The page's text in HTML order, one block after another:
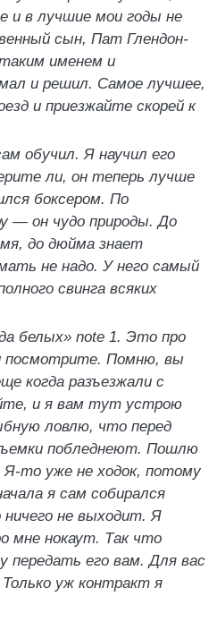
и в лучшие мои годы не
сын, Пат Глендон-
именем и
и решил. Самое лучшее,
и приезжайте скорей к
обучил. Я научил его
ли, он теперь лучше
боксером. По
— он чудо природы. До
до дюйма знает
не надо. У него самый
свинга всяких
белых» note 1. Это про
посмотрите. Помню, вы
когда разъезжали с
и я вам тут устрою
ловлю, что перед
побледнеют. Пошлю
то уже не ходок, потому
я сам собирался
ничего не выходит. Я
мне нокаут. Так что
передать его вам. Для вас
уж контракт я